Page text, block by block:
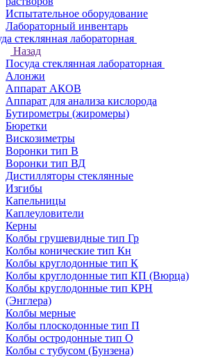
Испытательное оборудование
Лабораторный инвентарь
стеклянная лабораторная
Назад
Посуда стеклянная лабораторная
Алонжи
Аппарат АКОВ
Аппарат для анализа кислорода
Бутирометры (жиромеры)
Бюретки
Вискозиметры
Воронки тип В
Воронки тип ВД
Дистилляторы стеклянные
Изгибы
Капельницы
Каплеуловители
Керны
Колбы грушевидные тип Гр
Колбы конические тип Кн
Колбы круглодонные тип К
Колбы круглодонные тип КП (Вюрца)
Колбы круглодонные тип КРН
(Энглера)
Колбы мерные
Колбы плоскодонные тип П
Колбы остродонные тип О
Колбы с тубусом (Бунзена)